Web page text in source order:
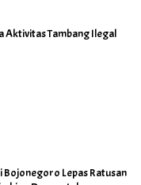
Aktivitas Tambang Ilegal
Bojonegoro Lepas Ratusan